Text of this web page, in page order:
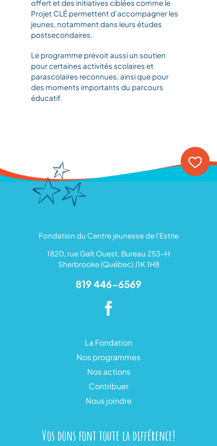
offert et des initiatives ciblées comme le
Projet CLÉ permettent d’accompagner les
jeunes, notamment dans leurs études
postsecondaires.
Le programme prévoit aussi un soutien
pour certaines activités scolaires et
parascolaires reconnues, ainsi que pour
des moments importants du parcours
éducatif.
Fondation du Centre jeunesse de l’Estrie
1820, rue Galt Ouest, Bureau 253-H
Sherbrooke (Québec) J1K 1H8
819 446-6569
La Fondation
Nos programmes
Nos actions
Contribuer
Nous joindre
Vos dons font toute la différence!